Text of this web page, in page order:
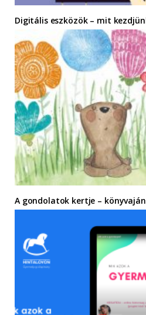
Digitális eszközök – mit
A gondolatok kertje –